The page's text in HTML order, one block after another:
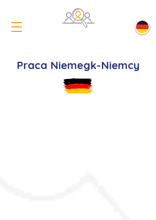
Praca Niemegk-Niemcy